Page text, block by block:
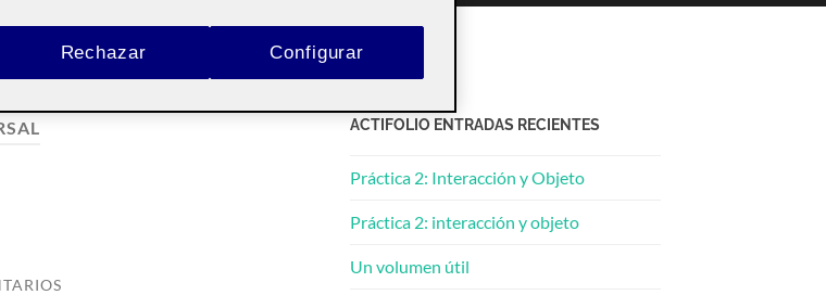
ACTIFOLIO ENTRADAS RECIENTES
Práctica 2: Interacción y Objeto
Práctica 2: interacción y objeto
Un volumen útil
Rechazar Configurar